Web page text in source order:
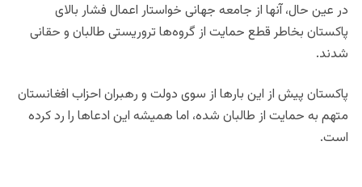
در عین حال، آنها از جامعه جهانی خواستار اعمال فشار بالای
پاکستان بخاطر قطع حمایت از گروه‌ها تروریستی طالبان و حقانی
شدند.
پاکستان پیش از این بارها از سوی دولت و رهبران احزاب افغانستان
متهم به حمایت از طالبان شده، اما همیشه این ادعاها را رد کرده
است.